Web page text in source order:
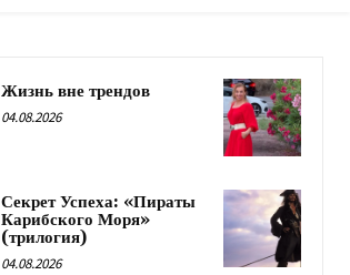
Жизнь вне трендов
04.08.2026
Секрет Успеха: «Пираты
Карибского Моря»
(трилогия)
04.08.2026